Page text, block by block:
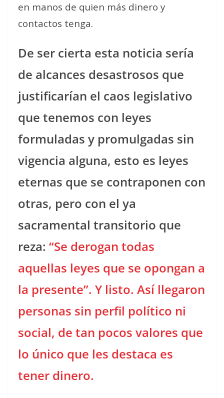
en manos de quien más dinero y
contactos tenga.
De ser cierta esta noticia sería
de alcances desastrosos que
justificarían el caos legislativo
que tenemos con leyes
formuladas y promulgadas sin
vigencia alguna, esto es leyes
eternas que se contraponen con
otras, pero con el ya
sacramental transitorio que
reza: “Se derogan todas
aquellas leyes que se opongan a
la presente”. Y listo. Así llegaron
personas sin perfil político ni
social, de tan pocos valores que
lo único que les destaca es
tener dinero.